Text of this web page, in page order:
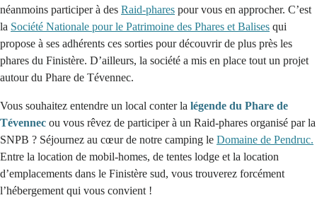
néanmoins participer à des Raid-phares pour vous en approcher. C’est
la Société Nationale pour le Patrimoine des Phares et Balises qui
propose à ses adhérents ces sorties pour découvrir de plus près les
phares du Finistère. D’ailleurs, la société a mis en place tout un projet
autour du Phare de Tévennec.
Vous souhaitez entendre un local conter la légende du Phare de
Tévennec ou vous rêvez de participer à un Raid-phares organisé par la
SNPB ? Séjournez au cœur de notre camping le Domaine de Pendruc.
Entre la location de mobil-homes, de tentes lodge et la location
d’emplacements dans le Finistère sud, vous trouverez forcément
l’hébergement qui vous convient !